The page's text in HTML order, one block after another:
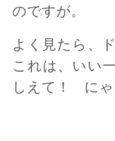
のですが。
よく見たら、
これは、いい
しえて！ にゃ